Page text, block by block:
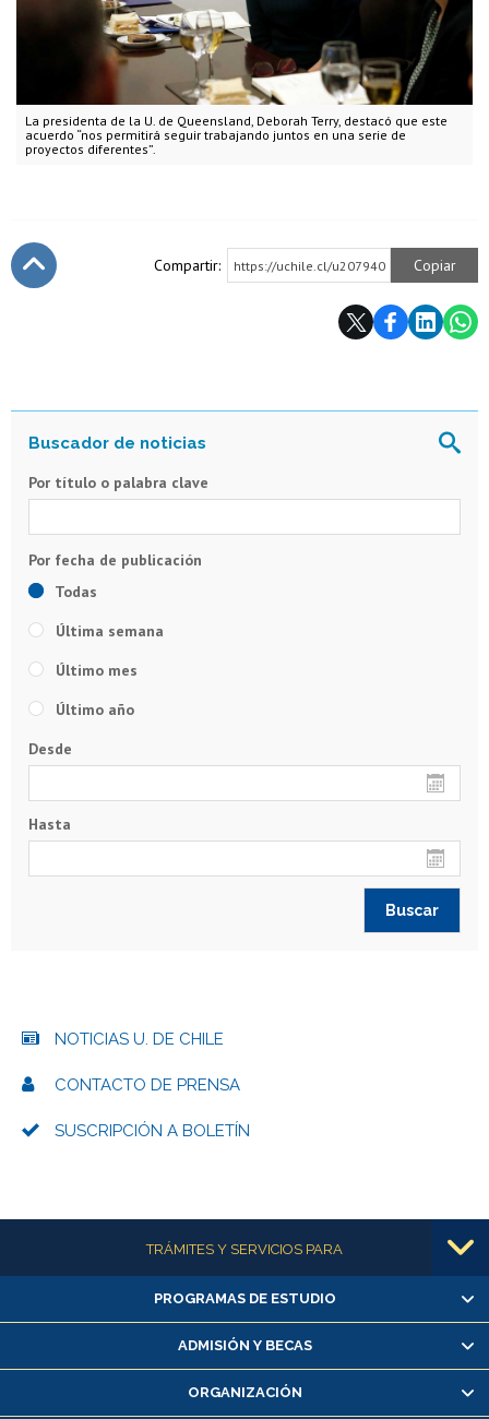
La presidenta de la U. de Queensland, Deborah Terry, destacó que este
acuerdo “nos permitirá seguir trabajando juntos en una serie de
proyectos diferentes”.
Compartir: https://uchile.cl/u207940 Copiar
Por título o palabra clave
Todas
Última semana
Último mes
Último año
Desde
Hasta
NOTICIAS U. DE CHILE
CONTACTO DE PRENSA
SUSCRIPCIÓN A BOLETÍN
Más informaciónTRÁMITES Y SERVICIOS PARA
Alumnas/os y exalumnas/os
Matrícula en línea
Inscripción y cambio de asignaturas
Consulta y certificado de notas
PROGRAMAS DE ESTUDIO
ADMISIÓN Y BECAS
ORGANIZACIÓN